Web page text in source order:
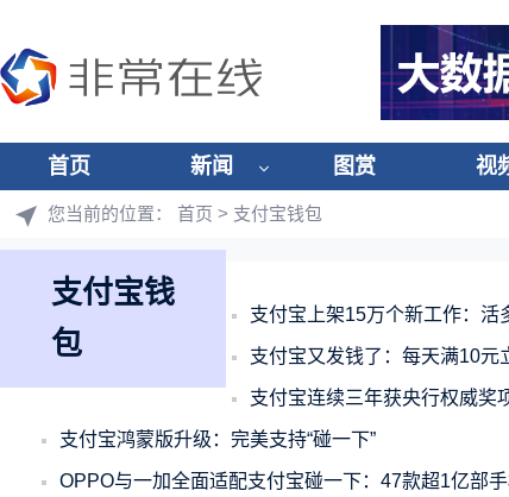
首页 新闻 图赏 视
您当前的位置： 首页 > 支付宝钱包
支付宝钱
包
支付宝上架15万个新工作：活
支付宝又发钱了：每天满10元
支付宝连续三年获央行权威奖
支付宝鸿蒙版升级：完美支持“碰一下”
OPPO与一加全面适配支付宝碰一下：47款超1亿部